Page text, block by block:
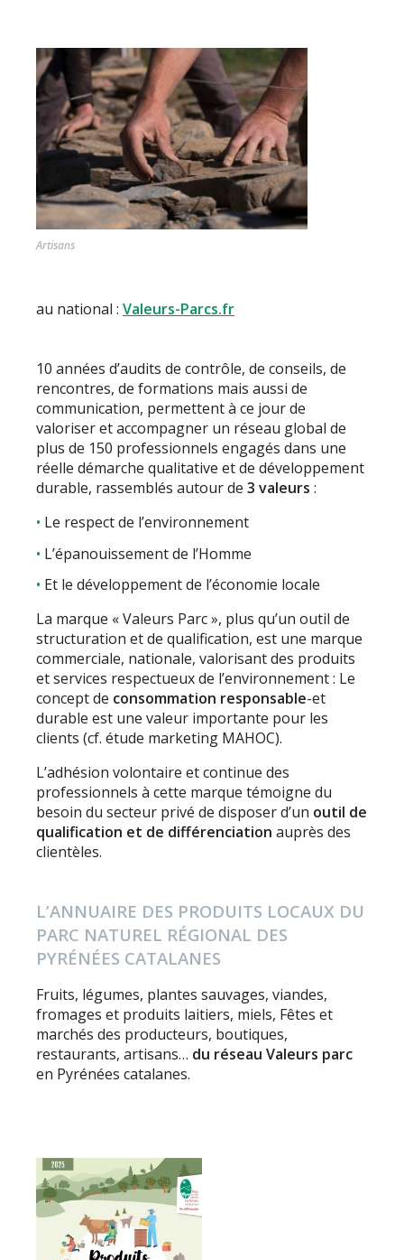
Artisans
au national : Valeurs-Parcs.fr
10 années d’audits de contrôle, de conseils, de
rencontres, de formations mais aussi de
communication, permettent à ce jour de
valoriser et accompagner un réseau global de
plus de 150 professionnels engagés dans une
réelle démarche qualitative et de développement
durable, rassemblés autour de 3 valeurs :
Le respect de l’environnement
L’épanouissement de l’Homme
Et le développement de l’économie locale
La marque « Valeurs Parc », plus qu’un outil de
structuration et de qualification, est une marque
commerciale, nationale, valorisant des produits
et services respectueux de l’environnement : Le
concept de consommation responsable-et
durable est une valeur importante pour les
clients (cf. étude marketing MAHOC).
L’adhésion volontaire et continue des
professionnels à cette marque témoigne du
besoin du secteur privé de disposer d’un outil de
qualification et de différenciation auprès des
clientèles.
L’ANNUAIRE DES PRODUITS LOCAUX DU
PARC NATUREL RÉGIONAL DES
PYRÉNÉES CATALANES
Fruits, légumes, plantes sauvages, viandes,
fromages et produits laitiers, miels, Fêtes et
marchés des producteurs, boutiques,
restaurants, artisans… du réseau Valeurs parc
en Pyrénées catalanes.